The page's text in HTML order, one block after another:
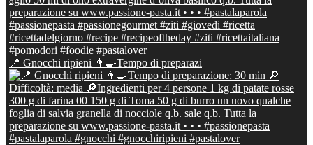
📍 Gnocchi ripieni 👨‍🍳Tempo di preparazi